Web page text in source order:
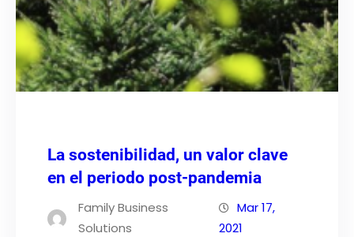
La sostenibilidad, un valor clave
en el periodo post-pandemia
Family Business
Solutions
Mar 17,
2021